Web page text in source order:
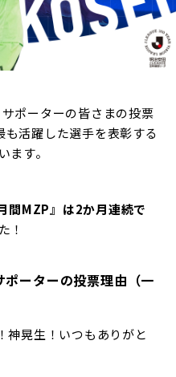
ビス
ポーターの皆さまの投票
も活躍した選手を表彰する
ます。
間MZP』は2か月連続で
！
ポーターの投票理由（一
神晃生！いつもありがと